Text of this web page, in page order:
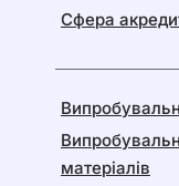
Сфера
матеріалів